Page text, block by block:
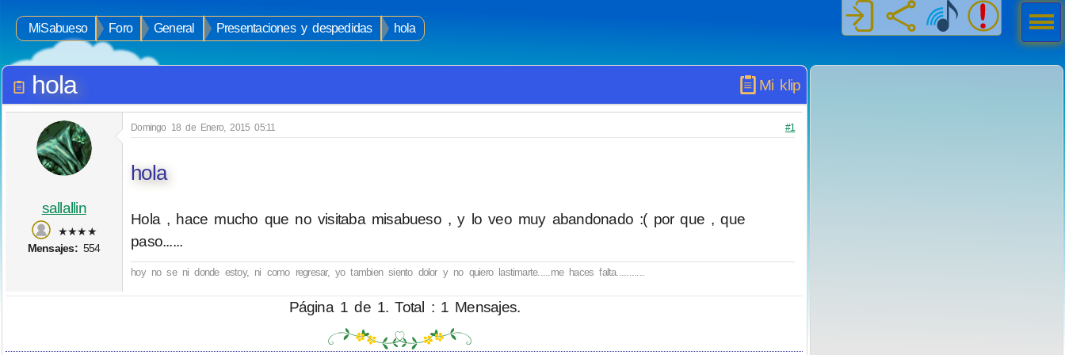
MiSabueso Foro General Presentaciones y despedidas hola
Mi klip
hola
sallallin
★★★★
Mensajes:554
Domingo 18 de Enero, 2015 05:11 #1
hola
Hola , hace mucho que no visitaba misabueso , y lo veo muy abandonado :( por que , que
paso......
hoy no se ni donde estoy, ni como regresar, yo tambien siento dolor y no quiero lastimarte.....me haces falta...........
Página 1 de 1. Total : 1 Mensajes.
Men
ú